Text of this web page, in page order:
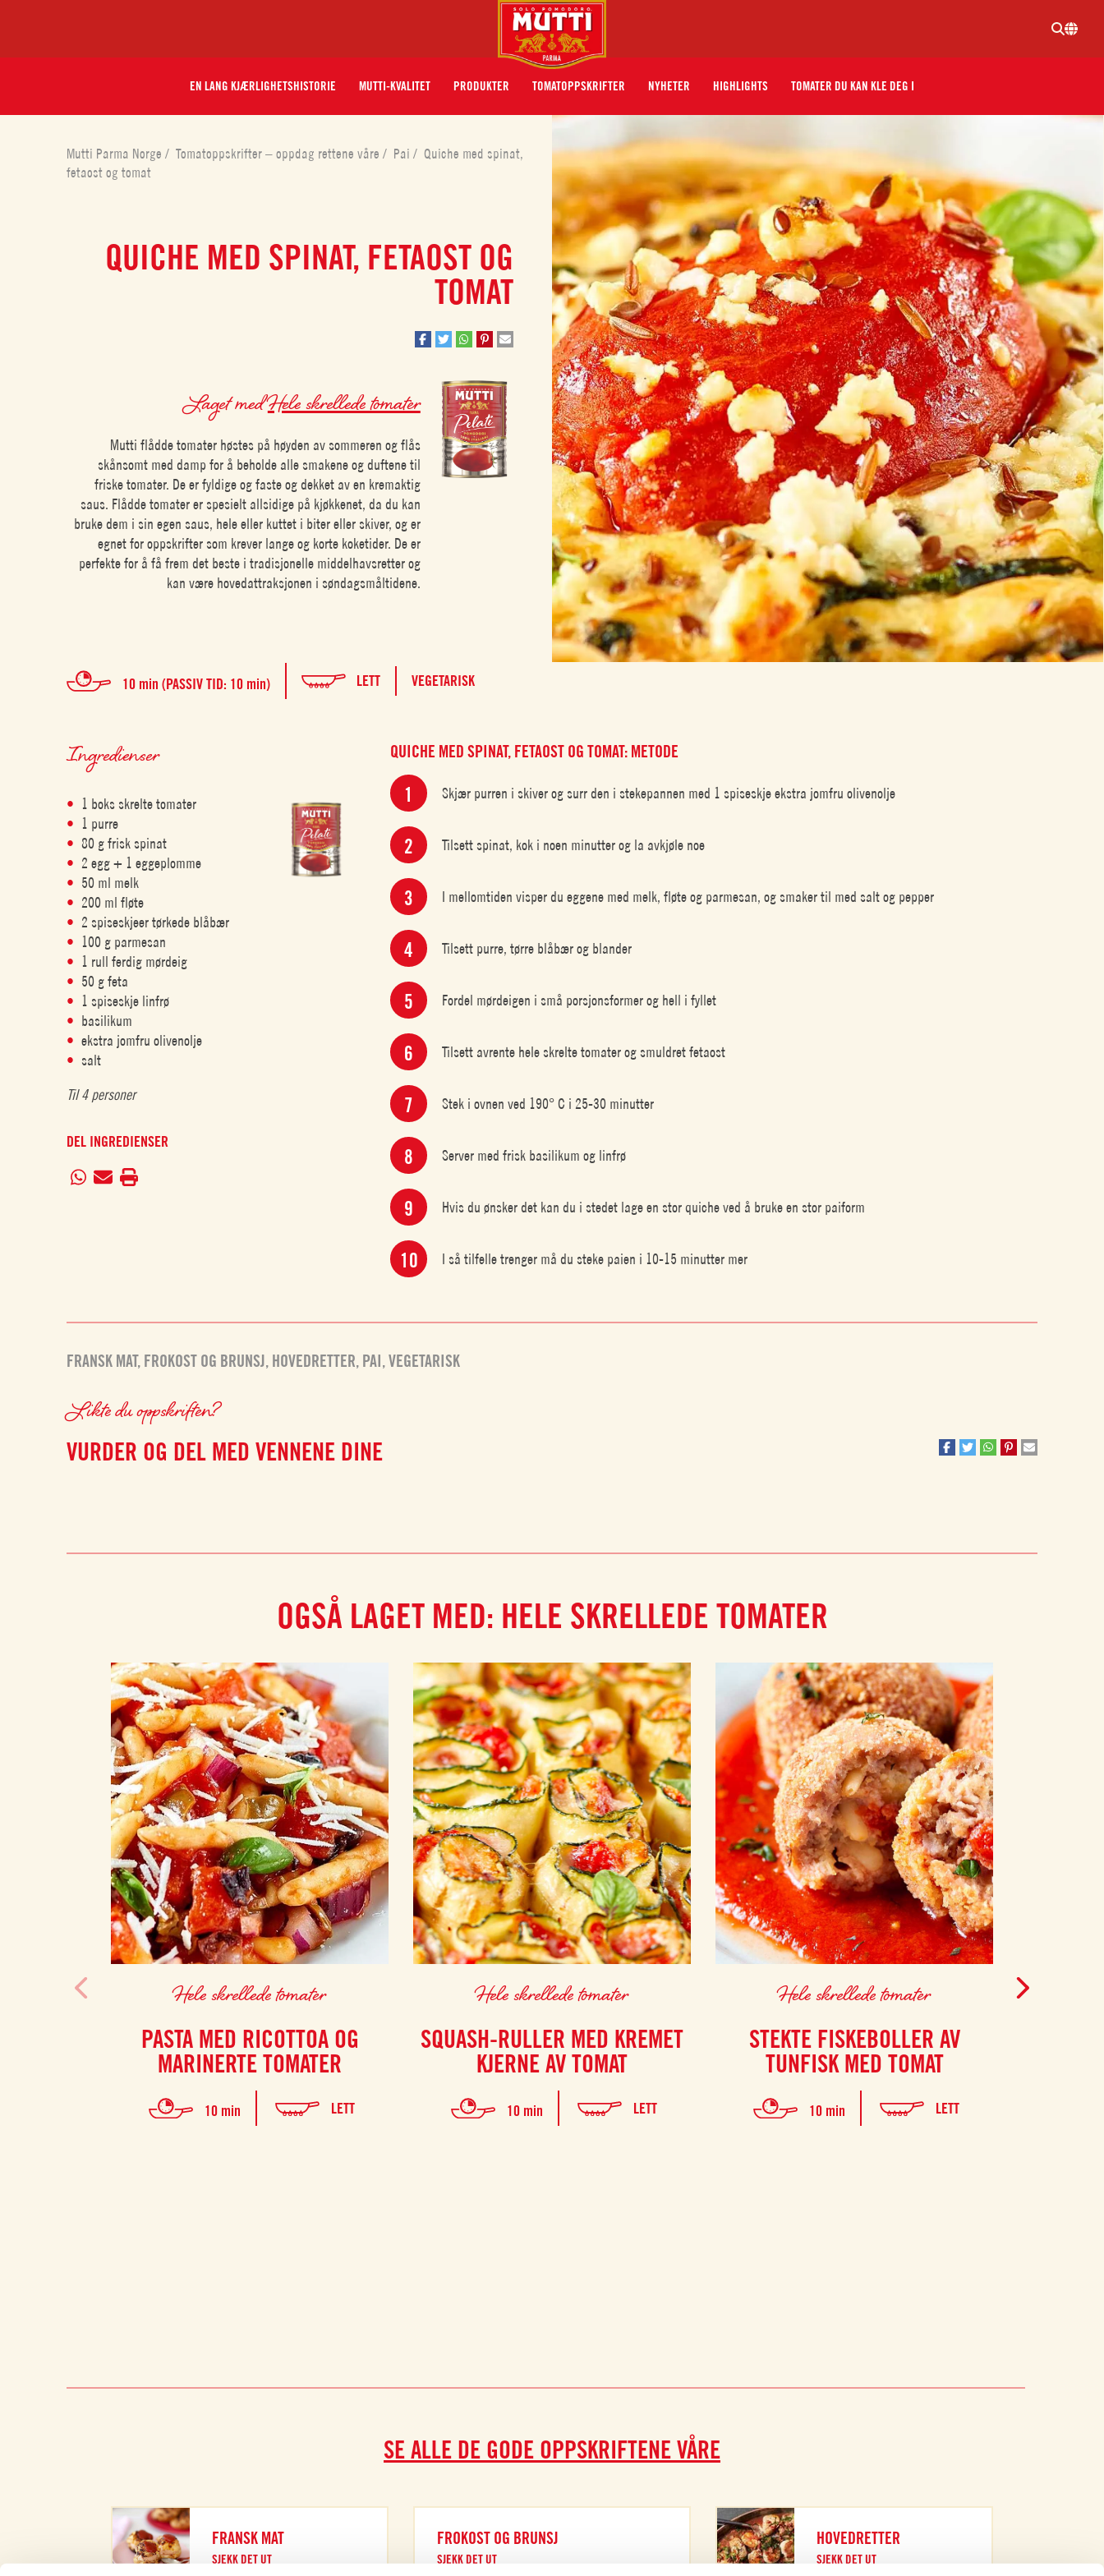
EN LANG KJÆRLIGHETSHISTORIE MUTTI-KVALITET PRODUKTER TOMATOPPSKRIFTER NYHETER HIGHLIGHTS TOMATER DU KAN KLE DEG I
Mutti Parma Norge/ Tomatoppskrifter – oppdag rettene våre/ Pai/ Quiche med spinat,
fetaost og tomat
QUICHE MED SPINAT, FETAOST OG
TOMAT
Laget medHele skrellede tomater
Mutti flådde tomater høstes på høyden av sommeren og flås
skånsomt med damp for å beholde alle smakene og duftene til
friske tomater. De er fyldige og faste og dekket av en kremaktig
saus. Flådde tomater er spesielt allsidige på kjøkkenet, da du kan
bruke dem i sin egen saus, hele eller kuttet i biter eller skiver, og er
egnet for oppskrifter som krever lange og korte koketider. De er
perfekte for å få frem det beste i tradisjonelle middelhavsretter og
kan være hovedattraksjonen i søndagsmåltidene.
10 min (PASSIV TID: 10 min) LETT VEGETARISK
Ingredienser
1 boks skrelte tomater
1 purre
80 g frisk spinat
2 egg + 1 eggeplomme
50 ml melk
200 ml fløte
2 spiseskjeer tørkede blåbær
100 g parmesan
1 rull ferdig mørdeig
50 g feta
1 spiseskje linfrø
basilikum
ekstra jomfru olivenolje
salt
Til 4 personer
DEL INGREDIENSER
QUICHE MED SPINAT, FETAOST OG TOMAT: METODE
Skjær purren i skiver og surr den i stekepannen med 1 spiseskje ekstra jomfru olivenolje
Tilsett spinat, kok i noen minutter og la avkjøle noe
I mellomtiden visper du eggene med melk, fløte og parmesan, og smaker til med salt og pepper
Tilsett purre, tørre blåbær og blander
Fordel mørdeigen i små porsjonsformer og hell i fyllet
Tilsett avrente hele skrelte tomater og smuldret fetaost
Stek i ovnen ved 190° C i 25-30 minutter
Server med frisk basilikum og linfrø
Hvis du ønsker det kan du i stedet lage en stor quiche ved å bruke en stor paiform
I så tilfelle trenger må du steke paien i 10-15 minutter mer
FRANSK MAT, FROKOST OG BRUNSJ, HOVEDRETTER, PAI,VEGETARISK
Likte du oppskriften?
VURDER OG DEL MED VENNENE DINE
OGSÅ LAGET MED: HELE SKRELLEDE TOMATER
Hele skrellede tomater
PASTA MED RICOTTOA OG
MARINERTE TOMATER
10 min LETT
Hele skrellede tomater
SQUASH-RULLER MED KREMET
KJERNE AV TOMAT
10 min LETT
Hele skrellede tomater
STEKTE FISKEBOLLER AV
TUNFISK MED TOMAT
10 min LETT
SE ALLE DE GODE OPPSKRIFTENE VÅRE
FRANSK MAT
SJEKK DET UT
FROKOST OG BRUNSJ
SJEKK DET UT
HOVEDRETTER
SJEKK DET UT